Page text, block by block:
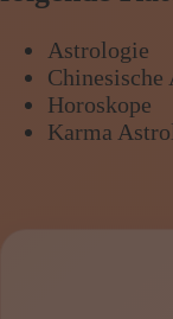
Astrologie
Horoskope
Karma